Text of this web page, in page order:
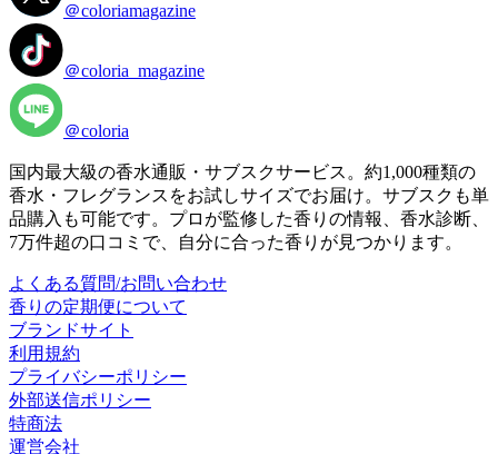
＠coloriamagazine
＠coloria_magazine
＠coloria
国内最大級の香水通販・サブスクサービス。約1,000種類の
香水・フレグランスをお試しサイズでお届け。サブスクも単
品購入も可能です。プロが監修した香りの情報、香水診断、
7万件超の口コミで、自分に合った香りが見つかります。
よくある質問/お問い合わせ
香りの定期便について
ブランドサイト
利用規約
プライバシーポリシー
外部送信ポリシー
特商法
運営会社